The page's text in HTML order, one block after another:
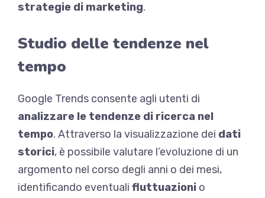
strategie di marketing.
Studio delle tendenze nel
tempo
Google Trends consente agli utenti di
analizzare le tendenze di ricerca nel
tempo. Attraverso la visualizzazione dei dati
storici, è possibile valutare l’evoluzione di un
argomento nel corso degli anni o dei mesi,
identificando eventuali fluttuazioni o